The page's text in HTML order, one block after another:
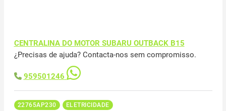
CENTRALINA DO MOTOR SUBARU OUTBACK B15
¿Precisas de ajuda? Contacta-nos sem compromisso.
959501246
22765AP230 ELETRICIDADE